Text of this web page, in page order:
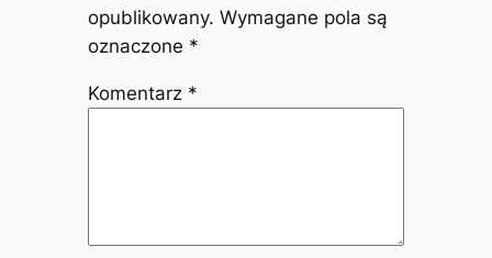
opublikowany. Wymagane pola są
oznaczone *
Komentarz *